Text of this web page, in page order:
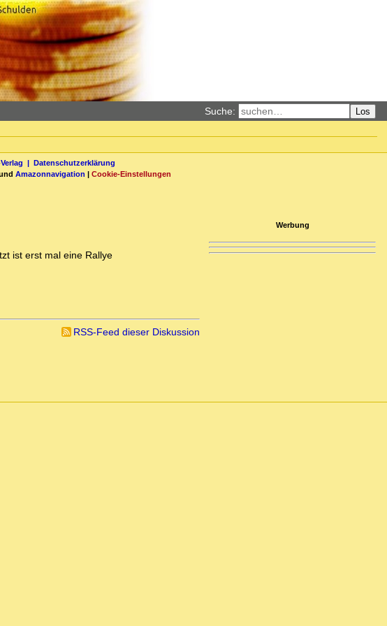
Suche: Los
| Datenschutzerklärung
Amazonnavigation | Cookie-Einstellungen
ist erst mal eine Rallye
RSS-Feed dieser Diskussion
Werbung